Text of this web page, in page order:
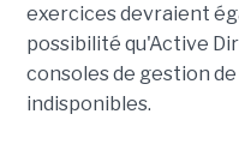
exercices devraient
possibilité qu'Active
consoles de gestion
indisponibles.